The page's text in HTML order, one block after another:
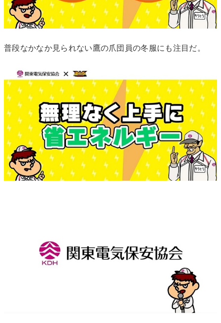
普段なかなか見られない鷹の爪団員の冬服にも注目だ。